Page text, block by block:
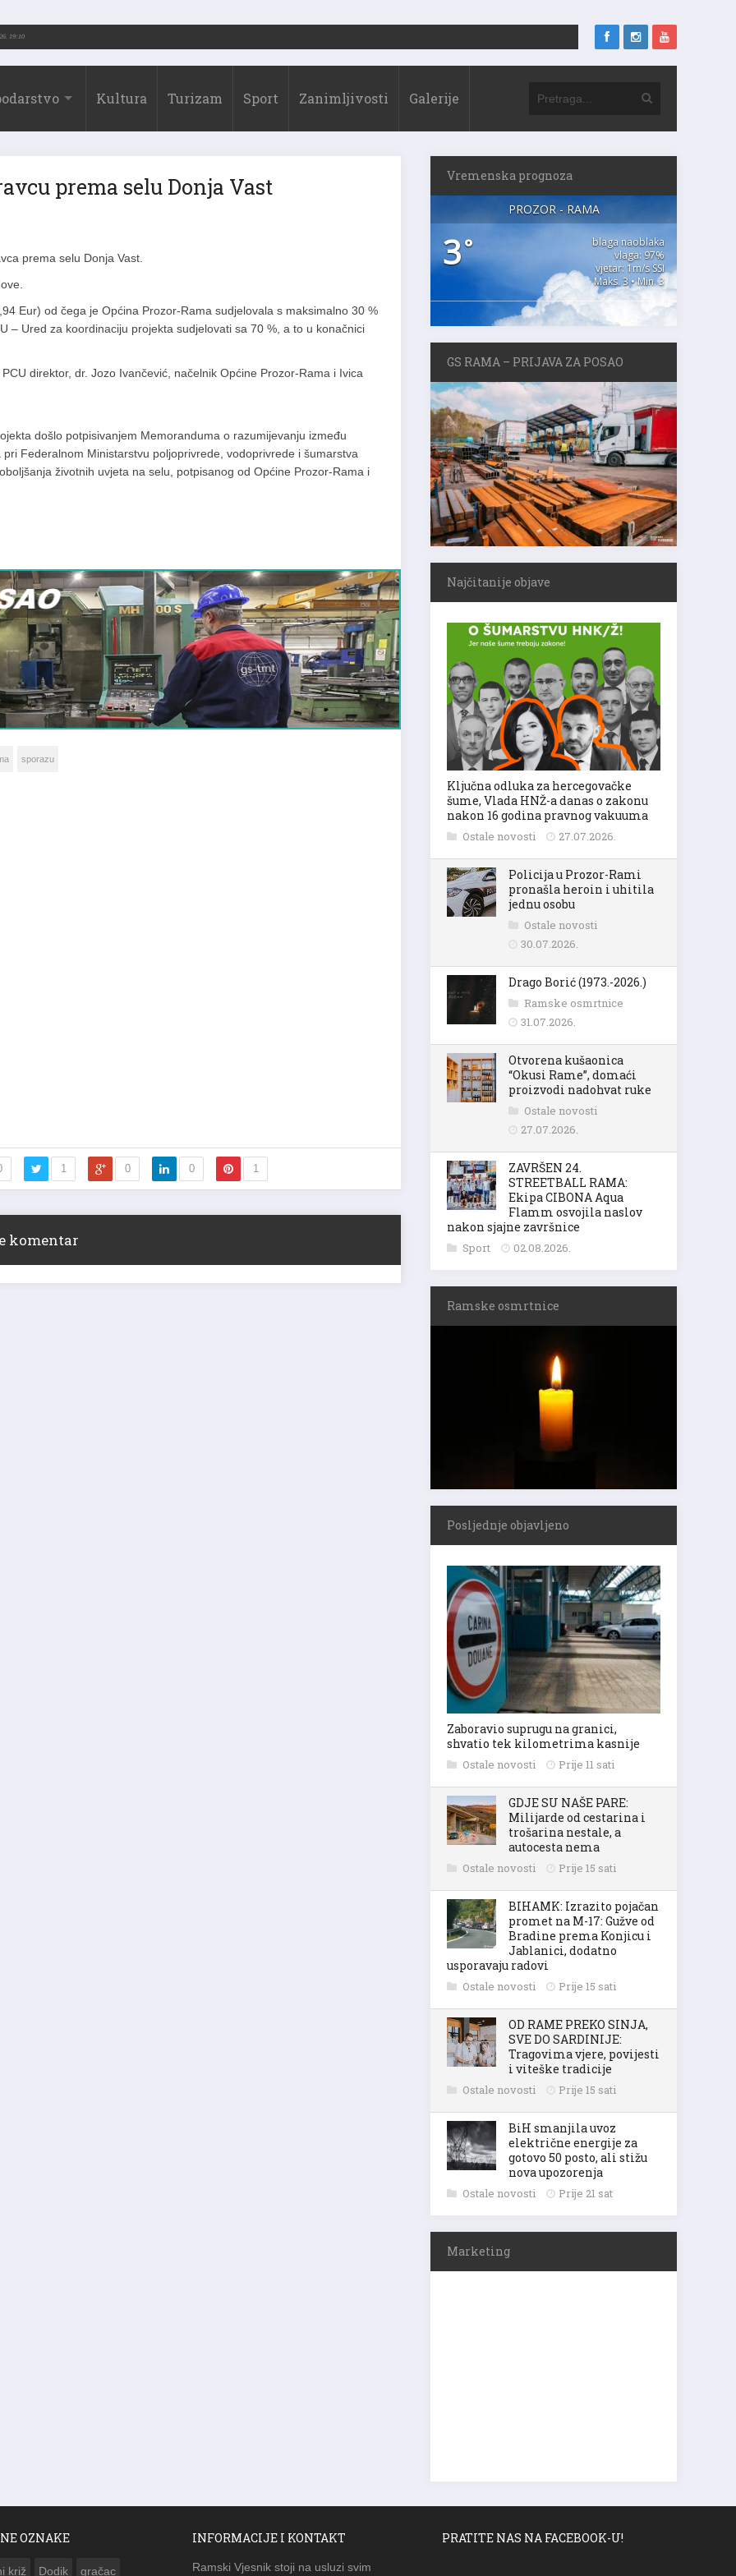
31.07.2026. 19:10
Kultura Turizam Sport Zanimljivosti Galerije
prema selu Donja Vast
prema selu Donja Vast.
Eur) od čega je Općina Prozor-Rama sudjelovala s maksimalno 30 %
– Ured za koordinaciju projekta sudjelovati sa 70 %, a to u konačnici
direktor, dr. Jozo Ivančević, načelnik Općine Prozor-Rama i Ivica
došlo potpisivanjem Memoranduma o razumijevanju između
Federalnom Ministarstvu poljoprivrede, vodoprivrede i šumarstva
životnih uvjeta na selu, potpisanog od Općine Prozor-Rama i
1 0 0 1
komentar
Vremenska prognoza
PROZOR - RAMA
3°
blaga naoblaka
vlaga: 97%
vjetar: 1m/s SSI
Maks. 3 • Min. 3
GS RAMA – PRIJAVA ZA POSAO
Najčitanije objave
Ključna odluka za hercegovačke
šume, Vlada HNŽ-a danas o zakonu
nakon 16 godina pravnog vakuuma
Ostale novosti 27.07.2026.
Policija u Prozor-Rami
pronašla heroin i uhitila
jednu osobu
Ostale novosti
30.07.2026.
Drago Borić (1973.-2026.)
Ramske osmrtnice
31.07.2026.
Otvorena kušaonica
“Okusi Rame”, domaći
proizvodi nadohvat ruke
Ostale novosti
27.07.2026.
ZAVRŠEN 24.
STREETBALL RAMA:
Ekipa CIBONA Aqua
Flamm osvojila naslov
nakon sjajne završnice
Sport 02.08.2026.
Ramske osmrtnice
Posljednje objavljeno
Zaboravio suprugu na granici,
shvatio tek kilometrima kasnije
Ostale novosti Prije 11 sati
GDJE SU NAŠE PARE:
Milijarde od cestarina i
trošarina nestale, a
autocesta nema
Ostale novosti Prije 15 sati
BIHAMK: Izrazito pojačan
promet na M-17: Gužve od
Bradine prema Konjicu i
Jablanici, dodatno
usporavaju radovi
Ostale novosti Prije 15 sati
OD RAME PREKO SINJA,
SVE DO SARDINIJE:
Tragovima vjere, povijesti
i viteške tradicije
Ostale novosti Prije 15 sati
BiH smanjila uvoz
električne energije za
gotovo 50 posto, ali stižu
nova upozorenja
Ostale novosti Prije 21 sat
Marketing
OZNAKE
križ Dodik gračac
INFORMACIJE I KONTAKT
Ramski Vjesnik stoji na usluzi svim
PRATITE NAS NA FACEBOOK-U!